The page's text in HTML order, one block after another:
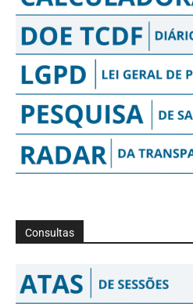
Consultas